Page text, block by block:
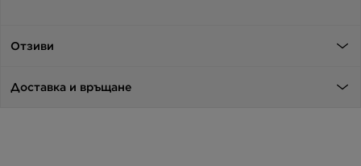
Отзиви
Доставка и връщане